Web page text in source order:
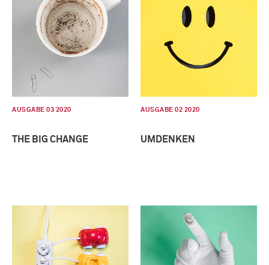
AUSGABE 03 2020
THE BIG CHANGE
AUSGABE 02 2020
UMDENKEN